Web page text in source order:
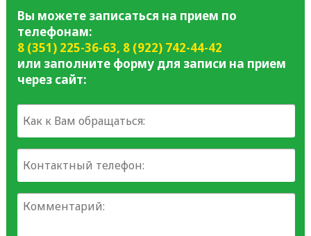
Вы можете записаться на прием по
телефонам:
8 (351) 225-36-63, 8 (922) 742-44-42
или заполните форму для записи на прием
через сайт: